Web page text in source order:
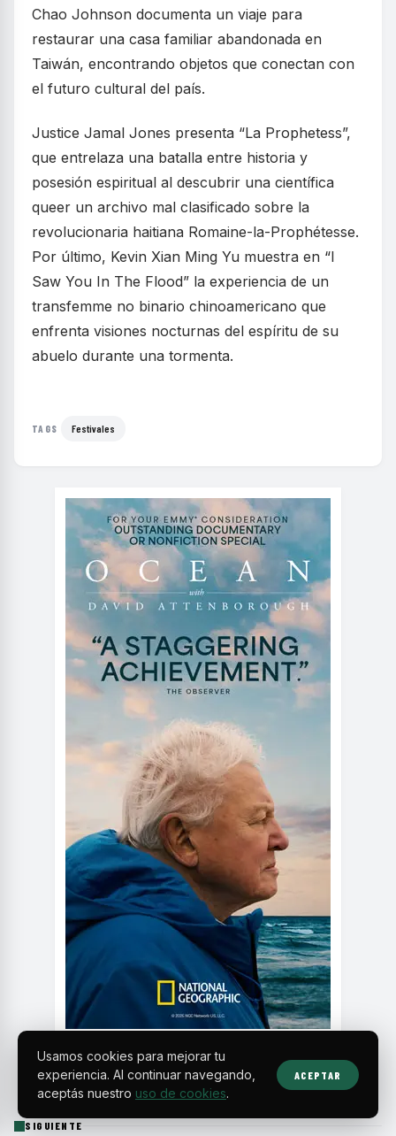
Chao Johnson documenta un viaje para
restaurar una casa familiar abandonada en
Taiwán, encontrando objetos que conectan con
el futuro cultural del país.
Justice Jamal Jones presenta “La Prophetess”,
que entrelaza una batalla entre historia y
posesión espiritual al descubrir una científica
queer un archivo mal clasificado sobre la
revolucionaria haitiana Romaine-la-Prophétesse.
Por último, Kevin Xian Ming Yu muestra en “I
Saw You In The Flood” la experiencia de un
transfemme no binario chinoamericano que
enfrenta visiones nocturnas del espíritu de su
abuelo durante una tormenta.
TAGS Festivales
SIGUIENTE
Usamos cookies para mejorar tu
experiencia. Al continuar navegando,
aceptás nuestro uso de cookies.
ACEPTAR